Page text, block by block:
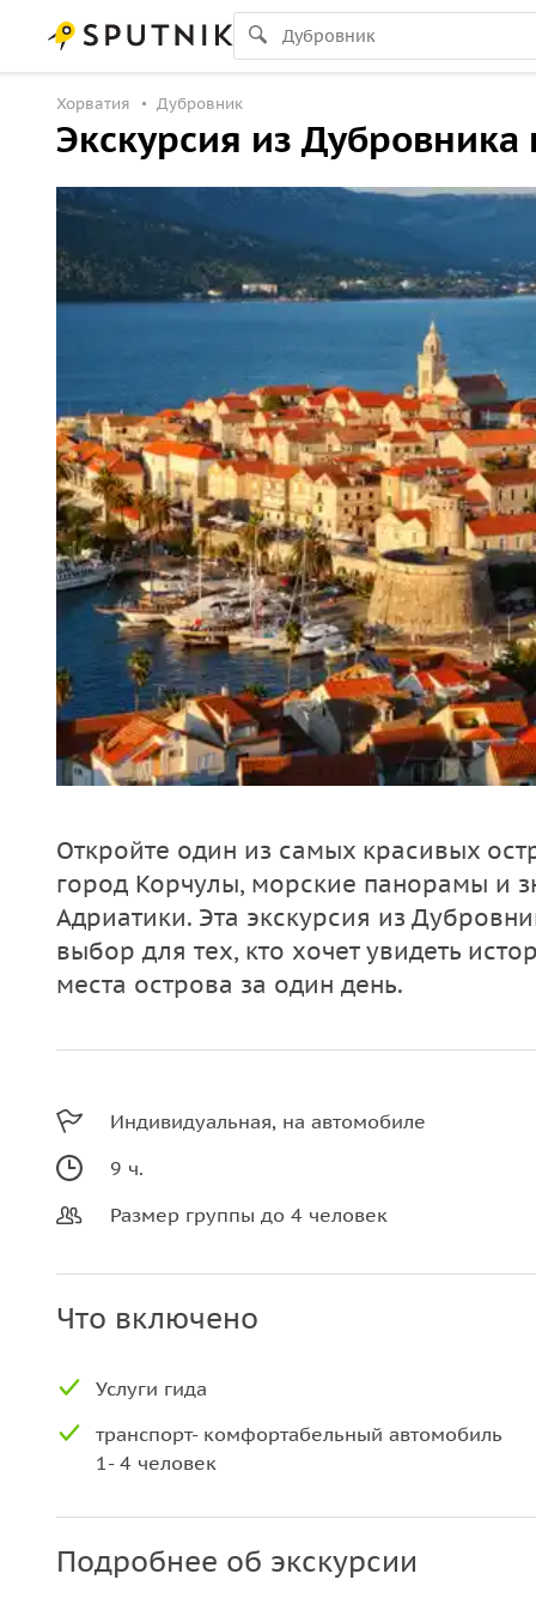
Хорватия Дубровник
Экскурсия из
Откройте один из самых красивых
город Корчулы, морские панорамы и
Адриатики. Эта экскурсия из
выбор для тех, кто хочет увидеть
места острова за один день.
Индивидуальная, на автомобиле
9 ч.
Размер группы до 4 человек
Что включено
Услуги гида
транспорт- комфортабельный автомобиль
1- 4 человек
Подробнее об экскурсии